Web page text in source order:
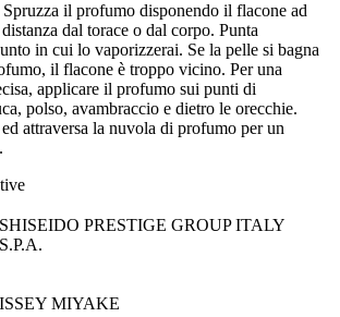
il profumo disponendo il flacone ad
dal torace o dal corpo. Punta
in cui lo vaporizzerai. Se la pelle si bagna
il flacone è troppo vicino. Per una
applicare il profumo sui punti di
polso, avambraccio e dietro le orecchie.
attraversa la nuvola di profumo per un
SHISEIDO PRESTIGE GROUP ITALY
S.P.A.
ISSEY MIYAKE